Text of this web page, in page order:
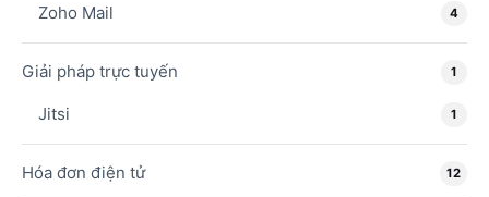
Zoho Mail 4
Giải pháp trực tuyến 1
Jitsi 1
Hóa đơn điện tử 12